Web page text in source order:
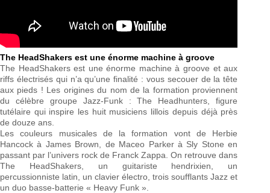
The HeadShakers est une énorme machine à groove
The HeadShakers est une énorme machine à groove et aux
riffs électrisés qui n’a qu’une finalité : vous secouer de la tête
aux pieds ! Les origines du nom de la formation proviennent
du célèbre groupe Jazz-Funk : The Headhunters, figure
tutélaire qui inspire les huit musiciens lillois depuis déjà près
de douze ans.
Les couleurs musicales de la formation vont de Herbie
Hancock à James Brown, de Maceo Parker à Sly Stone en
passant par l’univers rock de Franck Zappa. On retrouve dans
The HeadShakers, un guitariste hendrixien, un
percussionniste latin, un clavier électro, trois soufflants Jazz et
un duo basse-batterie « Heavy Funk ».